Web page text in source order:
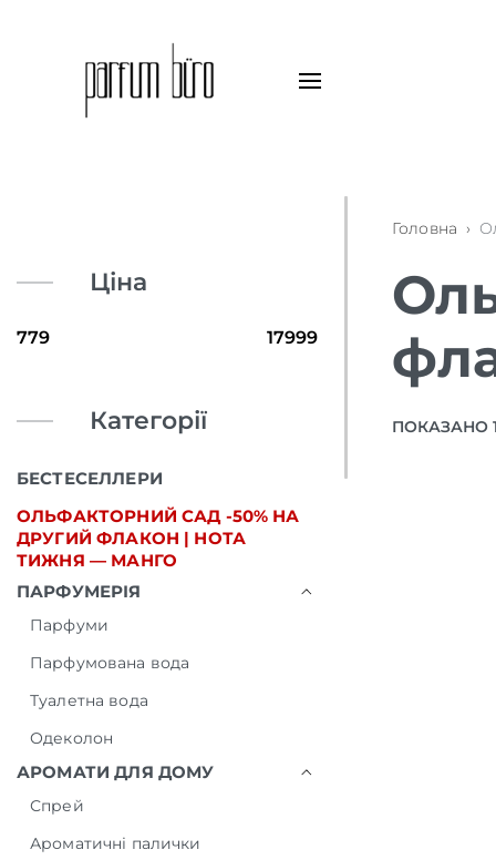
Ціна
Категорії
БЕСТЕСЕЛЛЕРИ
ОЛЬФАКТОРНИЙ САД -50% НА
ДРУГИЙ ФЛАКОН | НОТА
ТИЖНЯ — МАНГО
ПАРФУМЕРІЯ
Парфуми
Парфумована вода
Туалетна вода
Одеколон
АРОМАТИ ДЛЯ ДОМУ
Спрей
Ароматичні палички
Головна ›
ПОКАЗАНО